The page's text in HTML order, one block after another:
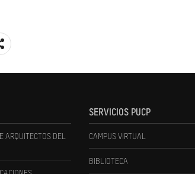
ARQUITECTOS DEL
SERVICIOS PUCP
CAMPUS VIRTUAL
BIBLIOTECA